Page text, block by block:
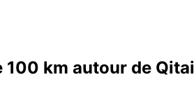
100 km autour de